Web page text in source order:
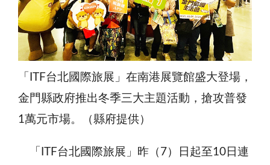
「ITF台北國際旅展」在南港展覽館盛大登場，
金門縣政府推出冬季三大主題活動，搶攻普發
1萬元市場。（縣府提供）
「ITF台北國際旅展」昨（7）日起至10日連